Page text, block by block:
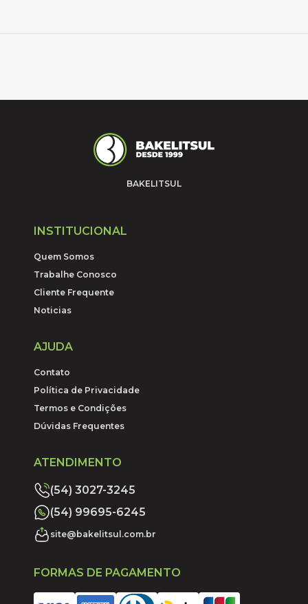
BAKELITSUL
INSTITUCIONAL
Quem Somos
Trabalhe Conosco
Cliente Frequente
Noticias
AJUDA
Contato
Política de Privacidade
Termos e Condições
Dúvidas Frequentes
ATENDIMENTO
(54) 3027-3245
(54) 99695-6245
site@bakelitsul.com.br
FORMAS DE PAGAMENTO